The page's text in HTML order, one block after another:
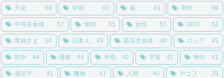
天皇 69 中国 62 魂 61 男性 60
中等生命体 57 地球 55 女性 55 UFO 52
竜神さま 50 日本人 49 高等生命体 48 ロシア 45
戦争 44 母船 44 半島 42 宇宙 42 神社 41
遺伝子 41 魔物 41 人間 40 ヤコフ 39